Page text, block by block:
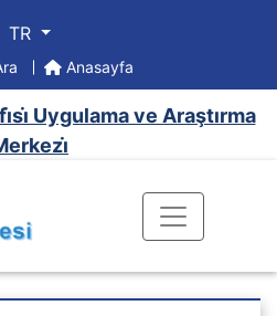
TR
Anasayfa
Uygulama ve Araştırma